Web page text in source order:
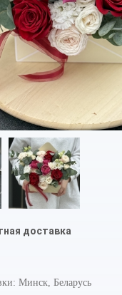
доставка
Минск, Беларусь